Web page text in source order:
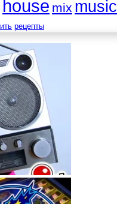
house mix music
рецепты